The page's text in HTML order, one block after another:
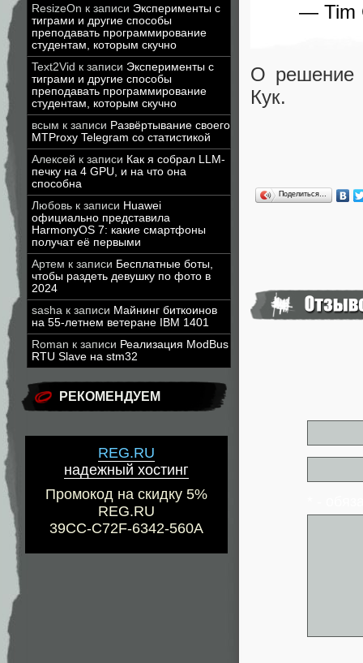
ResizeOn к записи Эксперименты с
тиграми и другие способы
преподавать программирование
студентам, которым скучно
Text2Vid к записи Эксперименты с
тиграми и другие способы
преподавать программирование
студентам, которым скучно
всым к записи Развёртывание своего
MTProxy Telegram со статистикой
Алексей к записи Как я собрал LLM-
печку на 4 GPU, и на что она
способна
Любовь к записи Huawei
официально представила
HarmonyOS 7: какие смартфоны
получат её первыми
Артем к записи Бесплатные боты,
чтобы раздеть девушку по фото в
2024
sasha к записи Майнинг биткоинов
на 55-летнем ветеране IBM 1401
Roman к записи Реализация ModBus
RTU Slave на stm32
РЕКОМЕНДУЕМ
REG.RU
надежный хостинг
Промокод на скидку 5%
REG.RU
39CC-C72F-6342-560A
— Tim
О решение
Кук.
Поделиться…